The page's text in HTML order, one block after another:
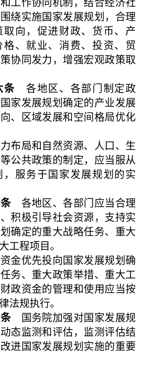
绕实施国家发展规划，合理
向，促进财政、货币、产
、就业、消费、投资、贸
协同发力，增强宏观政策取
条 各地区、各部门制定政
家发展规划确定的产业发展
、区域发展和空间格局优化
局和自然资源、人口、生
公共政策的制定，应当服从
服务于国家发展规划的实
各地区、各部门应当合理
积极引导社会资源，支持实
确定的重大战略任务、重大
工程项目。
优先投向国家发展规划确
务、重大政策举措、重大工
政资金的管理和使用应当按
法规执行。
国务院加强对国家发展规
态监测和评估，监测评估结
进国家发展规划实施的重要